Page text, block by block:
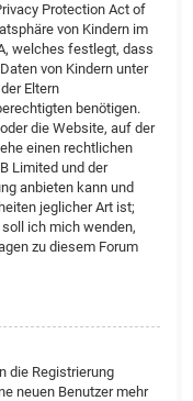
Protection Act of
von Kindern im
welches festlegt, dass
von Kindern unter
Eltern
benötigen.
die Website, auf der
einen rechtlichen
Limited und der
anbieten kann und
jeglicher Art ist;
ich mich wenden,
zu diesem Forum
die Registrierung
neuen Benutzer mehr